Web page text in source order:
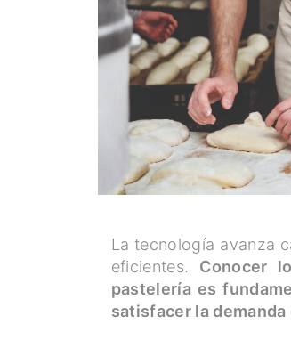
La tecnología avanza
eficientes. Conocer
pastelería es
satisfacer la